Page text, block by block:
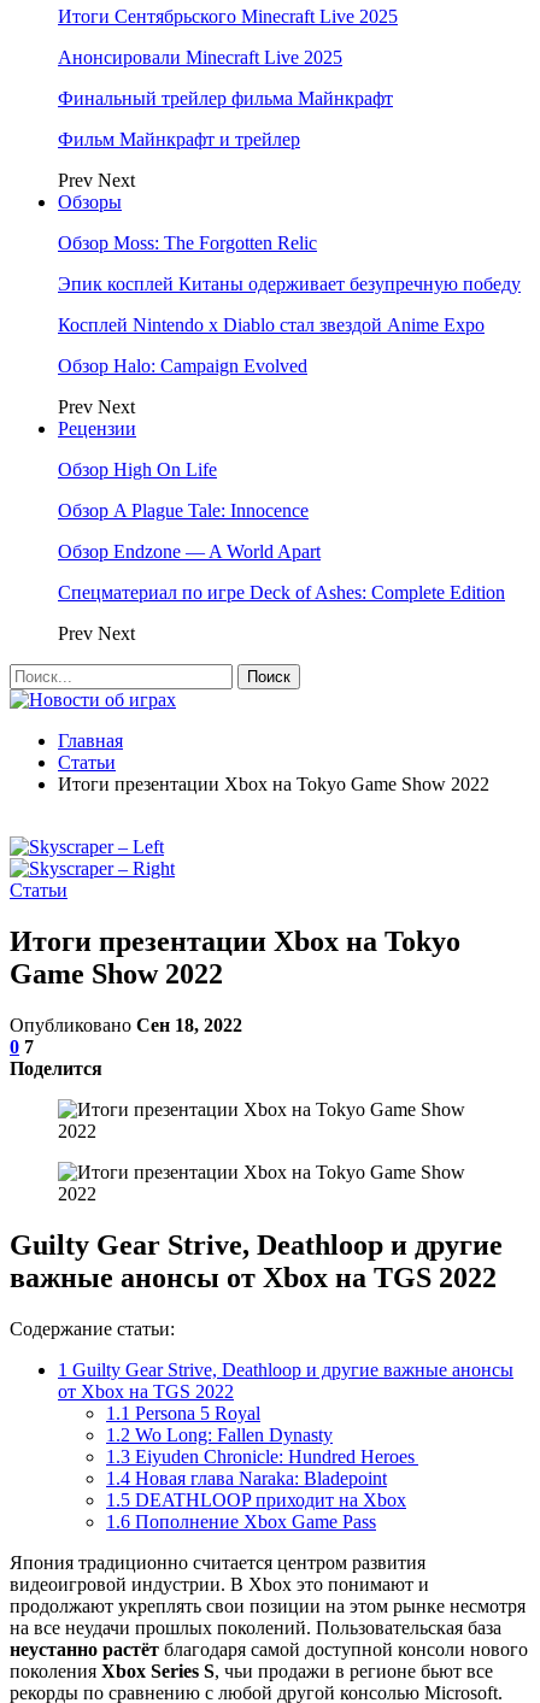
Итоги Сентябрьского Minecraft Live 2025
Анонсировали Minecraft Live 2025
Финальный трейлер фильма Майнкрафт
Фильм Майнкрафт и трейлер
Prev Next
Обзоры
Обзор Moss: The Forgotten Relic
Эпик косплей Китаны одерживает безупречную победу
Косплей Nintendo x Diablo стал звездой Anime Expo
Обзор Halo: Campaign Evolved
Prev Next
Рецензии
Обзор High On Life
Обзор A Plague Tale: Innocence
Обзор Endzone — A World Apart
Спецматериал по игре Deck of Ashes: Complete Edition
Prev Next
Главная
Статьи
Итоги презентации Xbox на Tokyo Game Show 2022
Статьи
Итоги презентации Xbox на Tokyo
Game Show 2022
Опубликовано Сен 18, 2022
0 7
Поделится
Guilty Gear Strive, Deathloop и другие
важные анонсы от Xbox на TGS 2022
Содержание статьи:
1 Guilty Gear Strive, Deathloop и другие важные анонсы
от Xbox на TGS 2022
1.1 Persona 5 Royal
1.2 Wo Long: Fallen Dynasty
1.3 Eiyuden Chronicle: Hundred Heroes
1.4 Новая глава Naraka: Bladepoint
1.5 DEATHLOOP приходит на Xbox
1.6 Пополнение Xbox Game Pass
Япония традиционно считается центром развития
видеоигровой индустрии. В Xbox это понимают и
продолжают укреплять свои позиции на этом рынке несмотря
на все неудачи прошлых поколений. Пользовательская база
неустанно растёт благодаря самой доступной консоли нового
поколения Xbox Series S, чьи продажи в регионе бьют все
рекорды по сравнению с любой другой консолью Microsoft.